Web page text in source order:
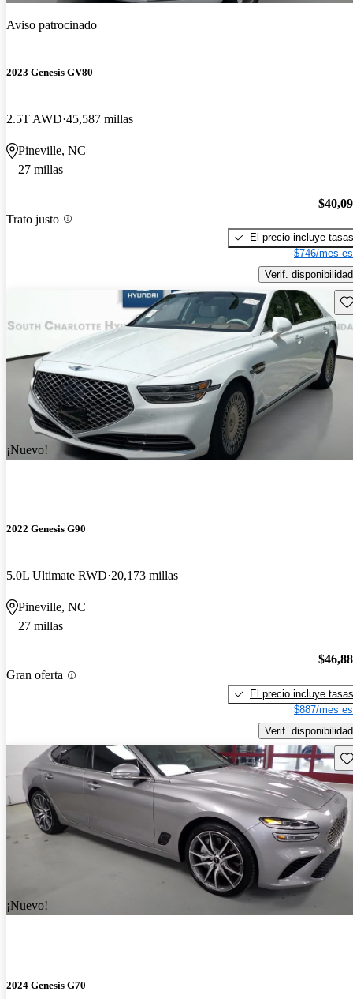
Aviso patrocinado
2023 Genesis GV80
2.5T AWD 45,587 millas
Pineville, NC
27 millas
Trato justo
El precio incluye tasas
$746/mes
Verif. disponibilidad
¡Nuevo!
2022 Genesis G90
5.0L Ultimate RWD 20,173 millas
Pineville, NC
27 millas
Gran oferta
El precio incluye tasas
$887/mes
Verif. disponibilidad
¡Nuevo!
2024 Genesis G70